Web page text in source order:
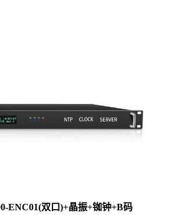
ENC01(双口)+晶振+铷钟+B码